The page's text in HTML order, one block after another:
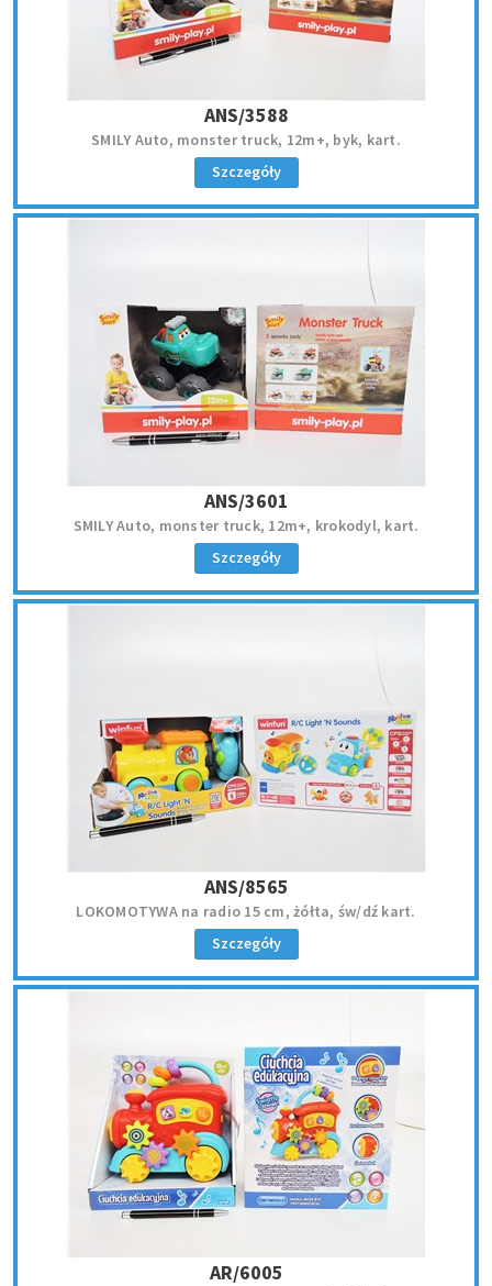
ANS/3588
SMILY Auto, monster truck, 12m+, byk, kart.
Szczegóły
ANS/3601
SMILY Auto, monster truck, 12m+, krokodyl, kart.
Szczegóły
ANS/8565
LOKOMOTYWA na radio 15 cm, żółta, św/dź kart.
Szczegóły
AR/6005